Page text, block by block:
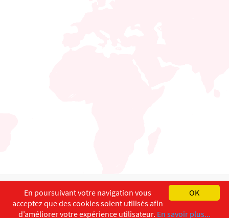
English Français
Copyright ©ISEC-AdW Impressum
OK
En poursuivant votre navigation vous
acceptez que des cookies soient utilisés afin
d’améliorer votre expérience utilisateur. En savoir plus...